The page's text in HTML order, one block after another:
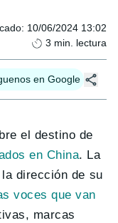
: 10/06/2024 13:02
3 min. lectura
en Google
el destino de
en China. La
dirección de su
voces que van
marcas